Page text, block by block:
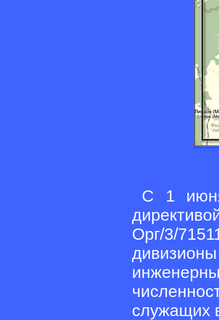
С 1
Орг/3/
служащих